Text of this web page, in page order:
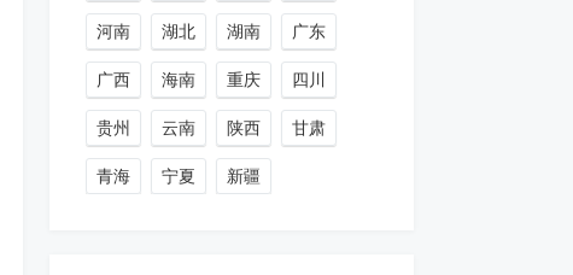
河南 湖北 湖南 广东
广西 海南 重庆 四川
贵州 云南 陕西 甘肃
青海 宁夏 新疆